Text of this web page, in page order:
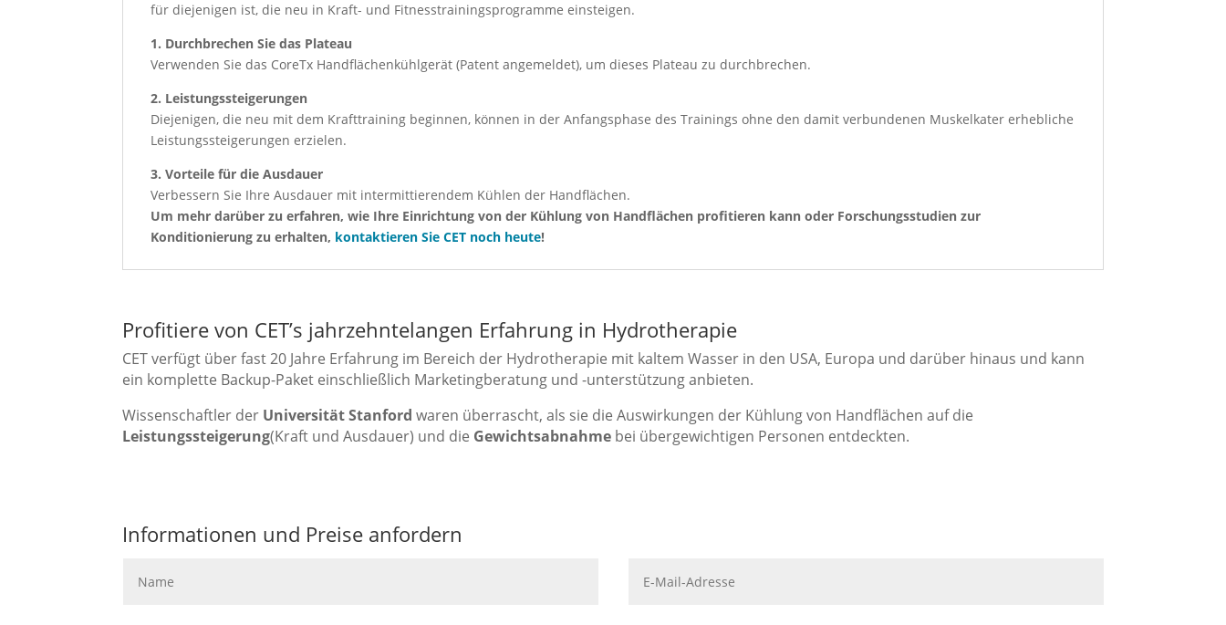
für diejenigen ist, die neu in Kraft- und Fitnesstrainingsprogramme einsteigen.
1. Durchbrechen Sie das Plateau
Verwenden Sie das CoreTx Handflächenkühlgerät (Patent angemeldet), um dieses Plateau zu durchbrechen.
2. Leistungssteigerungen
Diejenigen, die neu mit dem Krafttraining beginnen, können in der Anfangsphase des Trainings ohne den damit verbundenen Muskelkater erhebliche
Leistungssteigerungen erzielen.
3. Vorteile für die Ausdauer
Verbessern Sie Ihre Ausdauer mit intermittierendem Kühlen der Handflächen.
Um mehr darüber zu erfahren, wie Ihre Einrichtung von der Kühlung von Handflächen profitieren kann oder Forschungsstudien zur
Konditionierung zu erhalten, kontaktieren Sie CET noch heute!
Profitiere von CET’s jahrzehntelangen Erfahrung in Hydrotherapie
CET verfügt über fast 20 Jahre Erfahrung im Bereich der Hydrotherapie mit kaltem Wasser in den USA, Europa und darüber hinaus und kann
ein komplette Backup-Paket einschließlich Marketingberatung und -unterstützung anbieten.
Wissenschaftler der Universität Stanford waren überrascht, als sie die Auswirkungen der Kühlung von Handflächen auf die
Leistungssteigerung(Kraft und Ausdauer) und die Gewichtsabnahme bei übergewichtigen Personen entdeckten.
Informationen und Preise anfordern